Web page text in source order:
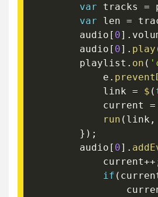
var tracks =
var len =
		audio
[ 0] .
		audio
[ 0] . play
		playlist
. on (
			e
.
			link
= $ (
			current
=
run ( link ,
} ) ;
		audio
[ 0] .
			current
++
if (